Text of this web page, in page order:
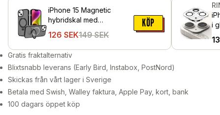
iPhone 15 Magnetic
hybridskal med
126 SEK149 SEK
KÖP
i
Gratis fraktalternativ
Blixtsnabb leverans (Early Bird, Instabox, PostNord)
Skickas från vårt lager i Sverige
Betala med Swish, Walley faktura, Apple Pay, kort, bank
100 dagars öppet köp